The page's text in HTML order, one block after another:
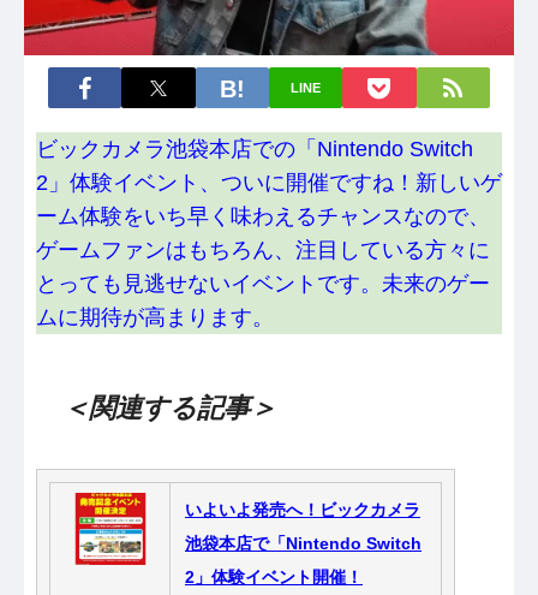
LINE
ビックカメラ池袋本店での「Nintendo Switch
2」体験イベント、ついに開催ですね！新しいゲ
ーム体験をいち早く味わえるチャンスなので、
ゲームファンはもちろん、注目している方々に
とっても見逃せないイベントです。未来のゲー
ムに期待が高まります。
＜関連する記事＞
いよいよ発売へ！ビックカメラ
池袋本店で「Nintendo Switch
2」体験イベント開催！